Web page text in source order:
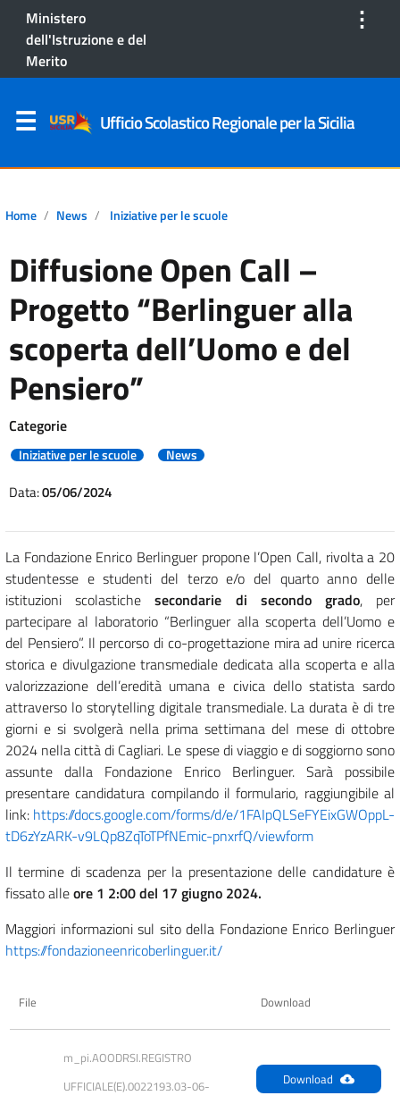
Ministero
dell'Istruzione e del
Merito
⋮
Ufficio Scolastico Regionale per la Sicilia
Home News Iniziative per le scuole
Diffusione Open Call –
Progetto “Berlinguer alla
scoperta dell’Uomo e del
Pensiero”
Categorie
Iniziative per le scuole News
Data:05/06/2024
La Fondazione Enrico Berlinguer propone l’Open Call, rivolta a 20
studentesse e studenti del terzo e/o del quarto anno delle
istituzioni scolastichesecondarie di secondo grado, per
partecipare al laboratorio “Berlinguer alla scoperta dell’Uomo e
del Pensiero”. Il percorso di co-progettazione mira ad unire ricerca
storica e divulgazione transmediale dedicata alla scoperta e alla
valorizzazione dell’eredità umana e civica dello statista sardo
attraverso lo storytelling digitale transmediale. La durata è di tre
giorni e si svolgerà nella prima settimana del mese di ottobre
2024 nella città di Cagliari. Le spese di viaggio e di soggiorno sono
assunte dalla Fondazione Enrico Berlinguer. Sarà possibile
presentare candidatura compilando il formulario, raggiungibile al
link: https://docs.google.com/forms/d/e/1FAIpQLSeFYEixGWOppL-
tD6zYzARK-v9LQp8ZqToTPfNEmic-pnxrfQ/viewform
Il termine di scadenza per la presentazione delle candidature è
fissato alleore 1 2:00 del 17 giugno 2024.
Maggiori informazioni sul sito della Fondazione Enrico Berlinguer
https://fondazioneenricoberlinguer.it/
File Download
m_pi.AOODRSI.REGISTRO
UFFICIALE(E).0022193.03-06-
Download